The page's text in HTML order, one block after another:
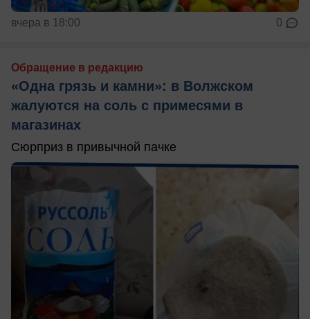
вчера в 18:00 0
Обращение в редакцию
«Одна грязь и камни»: в Волжском
жалуются на соль с примесями в
магазинах
Сюрприз в привычной пачке